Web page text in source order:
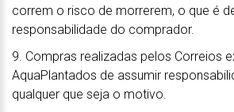
correm o risco de morrerem, o que é
responsabilidade do comprador.
9. Compras realizadas pelos Correios
AquaPlantados de assumir
qualquer que seja o motivo.